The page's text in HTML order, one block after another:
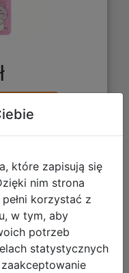
które zapisują się
nim strona
korzystać z
w tym, aby
potrzeb
statystycznych